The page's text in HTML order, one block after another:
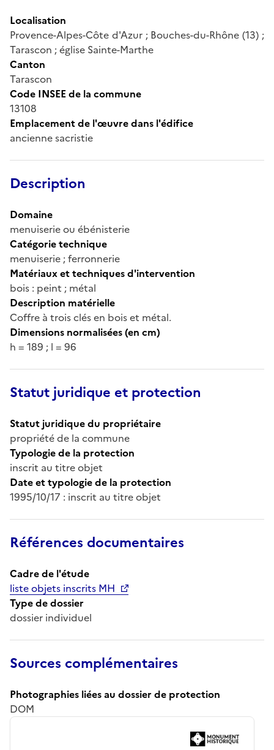
Localisation
Provence-Alpes-Côte d'Azur ; Bouches-du-Rhône (13) ;
Tarascon ; église Sainte-Marthe
Canton
Tarascon
Code INSEE de la commune
13108
Emplacement de l'œuvre dans l'édifice
ancienne sacristie
Description
Domaine
menuiserie ou ébénisterie
Catégorie technique
menuiserie ; ferronnerie
Matériaux et techniques d'intervention
bois : peint ; métal
Description matérielle
Coffre à trois clés en bois et métal.
Dimensions normalisées (en cm)
h = 189 ; l = 96
Statut juridique et protection
Statut juridique du propriétaire
propriété de la commune
Typologie de la protection
inscrit au titre objet
Date et typologie de la protection
1995/10/17 : inscrit au titre objet
Références documentaires
Cadre de l'étude
liste objets inscrits MH
Type de dossier
dossier individuel
Sources complémentaires
Photographies liées au dossier de protection
DOM